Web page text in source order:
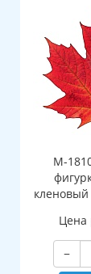
М-
Цена
−